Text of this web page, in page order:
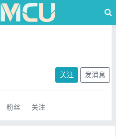
关注 发消息
粉丝 关注